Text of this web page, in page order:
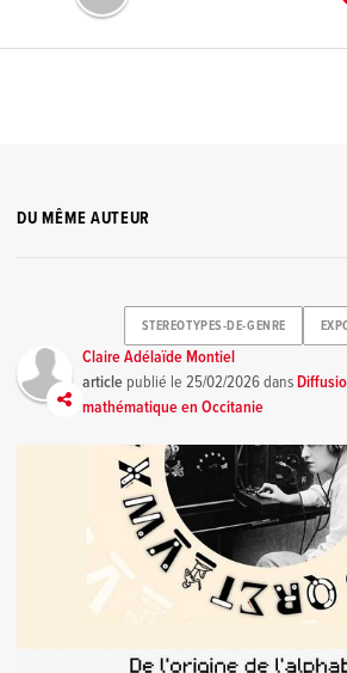
DU MÊME AUTEUR
STEREOTYPES-DE-GENRE
Claire Adélaïde Montiel
article publié le25/02/2026dans
mathématique en Occitanie